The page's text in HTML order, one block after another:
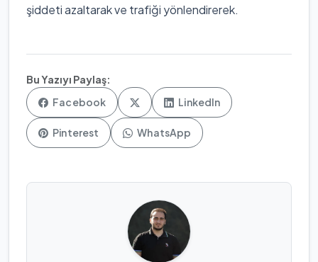
şiddeti azaltarak ve trafiği yönlendirerek.
Bu Yazıyı Paylaş:
Facebook
LinkedIn
Pinterest WhatsApp